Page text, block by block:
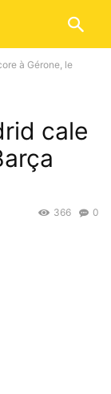
à Gérone, le
cale
0
366